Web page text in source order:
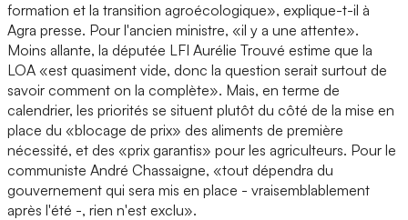
formation et la transition agroécologique», explique-t-il à
Agra presse. Pour l'ancien ministre, «il y a une attente».
Moins allante, la députée LFI Aurélie Trouvé estime que la
LOA «est quasiment vide, donc la question serait surtout de
savoir comment on la complète». Mais, en terme de
calendrier, les priorités se situent plutôt du côté de la mise en
place du «blocage de prix» des aliments de première
nécessité, et des «prix garantis» pour les agriculteurs. Pour le
communiste André Chassaigne, «tout dépendra du
gouvernement qui sera mis en place - vraisemblablement
après l'été -, rien n'est exclu».